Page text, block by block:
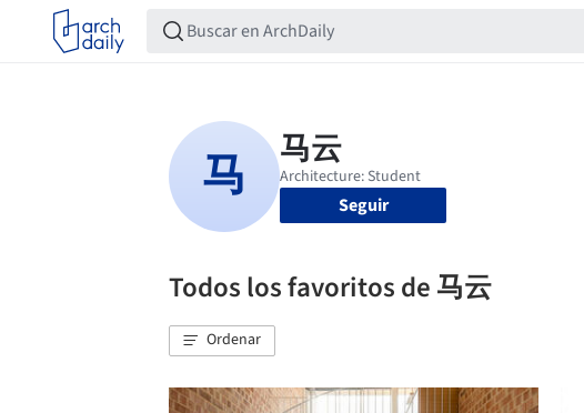
Seguir
Todos los favoritos de 马云
Ordenar